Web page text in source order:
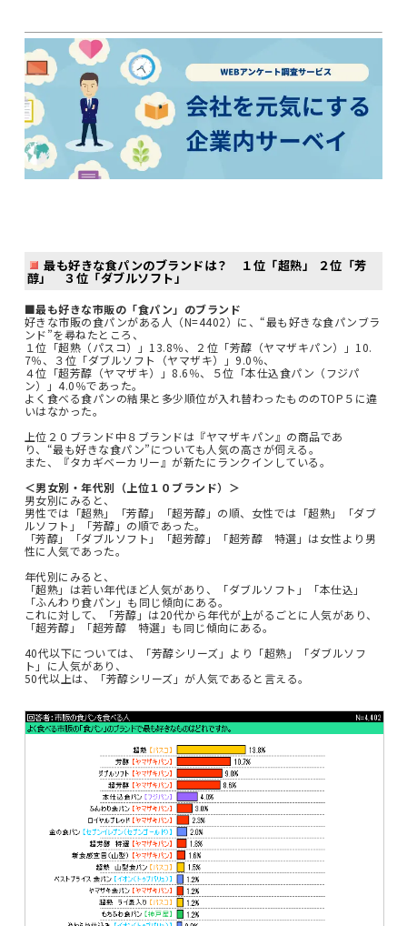
最も好きな食パンのブランドは？ １位「超熟」 ２位「芳
醇」 ３位「ダブルソフト」
■最も好きな市販の「食パン」のブランド
好きな市販の食パンがある人（N=4402）に、“最も好きな食パンブラ
ンド”を尋ねたところ、
１位「超熟（パスコ）」13.8％、２位「芳醇（ヤマザキパン）」10.
7％、３位「ダブルソフト（ヤマザキ）」9.0％、
４位「超芳醇（ヤマザキ）」8.6％、５位「本仕込食パン（フジパ
ン）」4.0％であった。
よく食べる食パンの結果と多少順位が入れ替わったもののTOP５に違
いはなかった。
上位２０ブランド中８ブランドは『ヤマザキパン』の商品であ
り、“最も好きな食パン”についても人気の高さが伺える。
また、『タカギベーカリー』が新たにランクインしている。
＜男女別・年代別（上位１０ブランド）＞
男女別にみると、
男性では「超熟」「芳醇」「超芳醇」の順、女性では「超熟」「ダブ
ルソフト」「芳醇」の順であった。
「芳醇」「ダブルソフト」「超芳醇」「超芳醇 特選」は女性より男
性に人気であった。
年代別にみると、
「超熟」は若い年代ほど人気があり、「ダブルソフト」「本仕込」
「ふんわり食パン」も同じ傾向にある。
これに対して、「芳醇」は20代から年代が上がるごとに人気があり、
「超芳醇」「超芳醇 特選」も同じ傾向にある。
40代以下については、「芳醇シリーズ」より「超熟」「ダブルソフ
ト」に人気があり、
50代以上は、「芳醇シリーズ」が人気であると言える。